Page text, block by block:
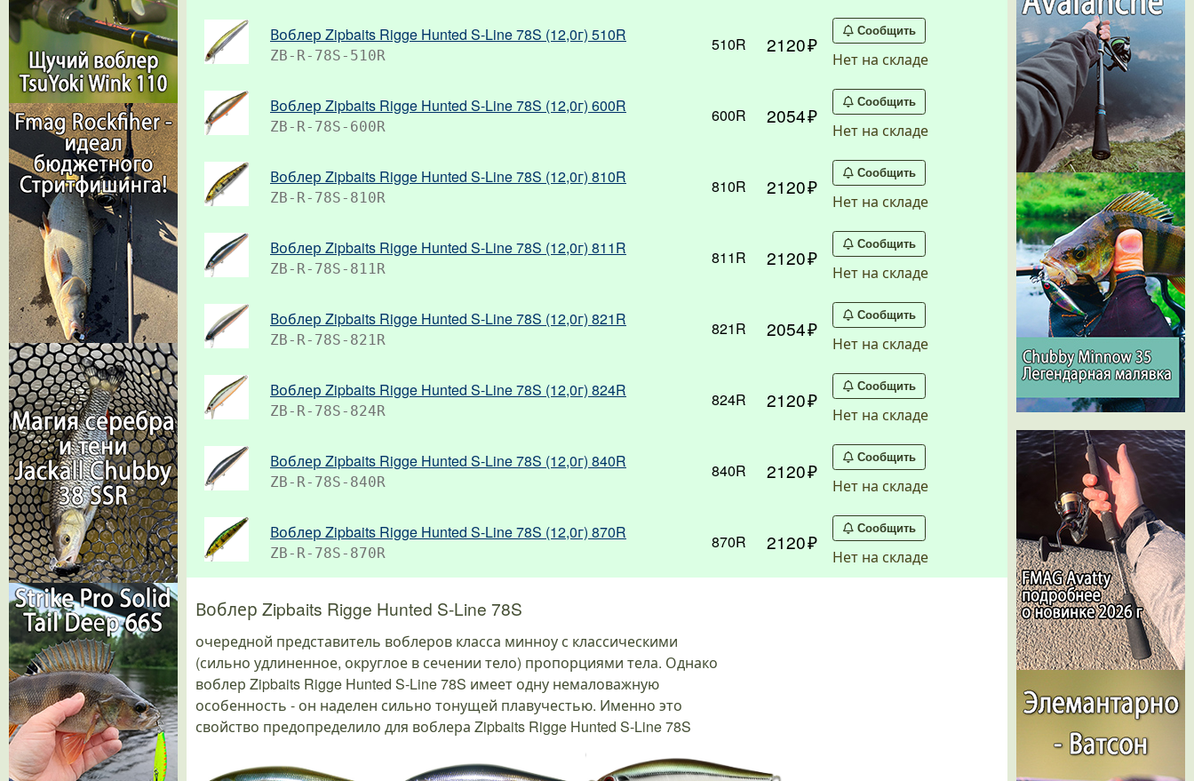
Воблер Zipbaits Rigge Hunted S-Line 78S (12,0г) 510R
ZB-R-78S-510R
510R 2120
Сообщить
Нет на складе
Воблер Zipbaits Rigge Hunted S-Line 78S (12,0г) 600R
ZB-R-78S-600R
600R 2054
Сообщить
Нет на складе
Воблер Zipbaits Rigge Hunted S-Line 78S (12,0г) 810R
ZB-R-78S-810R
810R 2120
Сообщить
Нет на складе
Воблер Zipbaits Rigge Hunted S-Line 78S (12,0г) 811R
ZB-R-78S-811R
811R 2120
Сообщить
Нет на складе
Воблер Zipbaits Rigge Hunted S-Line 78S (12,0г) 821R
ZB-R-78S-821R
821R 2054
Сообщить
Нет на складе
Воблер Zipbaits Rigge Hunted S-Line 78S (12,0г) 824R
ZB-R-78S-824R
824R 2120
Сообщить
Нет на складе
Воблер Zipbaits Rigge Hunted S-Line 78S (12,0г) 840R
ZB-R-78S-840R
840R 2120
Сообщить
Нет на складе
Воблер Zipbaits Rigge Hunted S-Line 78S (12,0г) 870R
ZB-R-78S-870R
870R 2120
Сообщить
Нет на складе
Воблер Zipbaits Rigge Hunted S-Line 78S
очередной представитель воблеров класса минноу с классическими
(сильно удлиненное, округлое в сечении тело) пропорциями тела. Однако
воблер Zipbaits Rigge Hunted S-Line 78S имеет одну немаловажную
особенность - он наделен сильно тонущей плавучестью. Именно это
свойство предопределило для воблера Zipbaits Rigge Hunted S-Line 78S